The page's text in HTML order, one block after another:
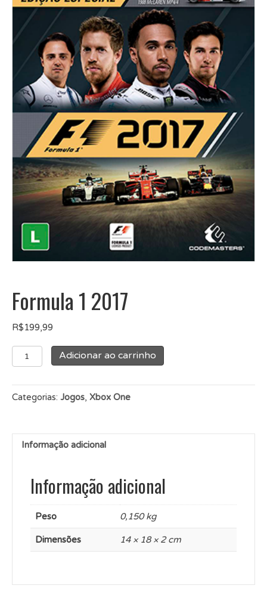
Formula 1 2017
R$199,99
Formula
1
quantidade
Adicionar ao carrinho
Categorias: Jogos, Xbox One
Informação adicional
Informação adicional
Peso 0,150 kg
Dimensões 14 × 18 × 2 cm